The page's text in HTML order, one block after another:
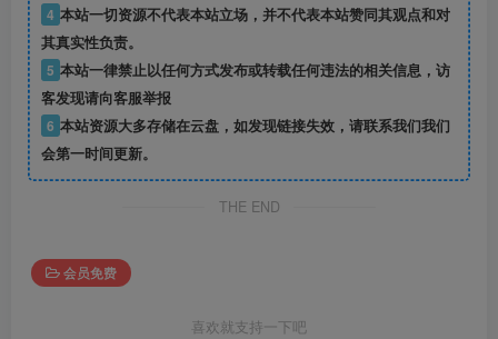
4 本站一切资源不代表本站立场，并不代表本站赞同其观点和对
其真实性负责。
5 本站一律禁止以任何方式发布或转载任何违法的相关信息，访
客发现请向客服举报
6 本站资源大多存储在云盘，如发现链接失效，请联系我们我们
会第一时间更新。
THE END
会员免费
喜欢就支持一下吧